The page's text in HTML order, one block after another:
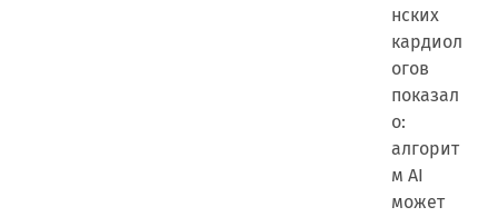
нских
кардиол
огов
показал
о:
алгорит
м AI
может